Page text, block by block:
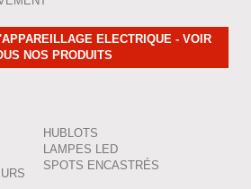
ELECTRIQUE - VOIR
NOS PRODUITS
HUBLOTS
LAMPES LED
SPOTS ENCASTRÉS